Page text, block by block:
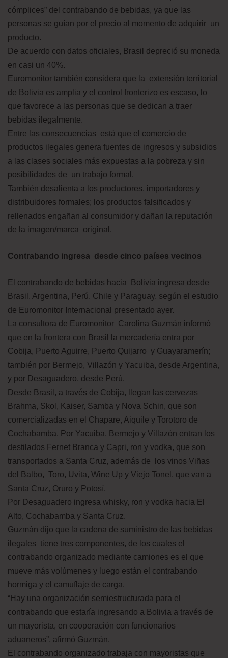
cómplices” del contrabando de bebidas, ya que las
personas se guían por el precio al momento de adquirir un
producto.
De acuerdo con datos oficiales, Brasil depreció su moneda
en casi un 40%.
Euromonitor también considera que la extensión territorial
de Bolivia es amplia y el control fronterizo es escaso, lo
que favorece a las personas que se dedican a traer
bebidas ilegalmente.
Entre las consecuencias está que el comercio de
productos ilegales genera fuentes de ingresos y subsidios
a las clases sociales más expuestas a la pobreza y sin
posibilidades de un trabajo formal.
También desalienta a los productores, importadores y
distribuidores formales; los productos falsificados y
rellenados engañan al consumidor y dañan la reputación
de la imagen/marca original.
Contrabando ingresa desde cinco países vecinos
El contrabando de bebidas hacia Bolivia ingresa desde
Brasil, Argentina, Perú, Chile y Paraguay, según el estudio
de Euromonitor Internacional presentado ayer.
La consultora de Euromonitor Carolina Guzmán informó
que en la frontera con Brasil la mercadería entra por
Cobija, Puerto Aguirre, Puerto Quijarro y Guayaramerín;
también por Bermejo, Villazón y Yacuiba, desde Argentina,
y por Desaguadero, desde Perú.
Desde Brasil, a través de Cobija, llegan las cervezas
Brahma, Skol, Kaiser, Samba y Nova Schin, que son
comercializadas en el Chapare, Aiquile y Torotoro de
Cochabamba. Por Yacuiba, Bermejo y Villazón entran los
destilados Fernet Branca y Capri, ron y vodka, que son
transportados a Santa Cruz, además de los vinos Viñas
del Balbo, Toro, Uvita, Wine Up y Viejo Tonel, que van a
Santa Cruz, Oruro y Potosí.
Por Desaguadero ingresa whisky, ron y vodka hacia El
Alto, Cochabamba y Santa Cruz.
Guzmán dijo que la cadena de suministro de las bebidas
ilegales tiene tres componentes, de los cuales el
contrabando organizado mediante camiones es el que
mueve más volúmenes y luego están el contrabando
hormiga y el camuflaje de carga.
“Hay una organización semiestructurada para el
contrabando que estaría ingresando a Bolivia a través de
un mayorista, en cooperación con funcionarios
aduaneros”, afirmó Guzmán.
El contrabando organizado trabaja con mayoristas que